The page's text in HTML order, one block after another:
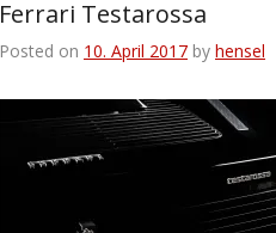
Ferrari Testarossa
Posted on 10. April 2017 by hensel